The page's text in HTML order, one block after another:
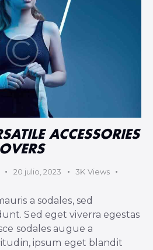
ACCESSORIES
20 julio, 2023 3K Views
a sodales, sed
Sed eget viverra egestas
sodales augue a
ipsum eget blandit